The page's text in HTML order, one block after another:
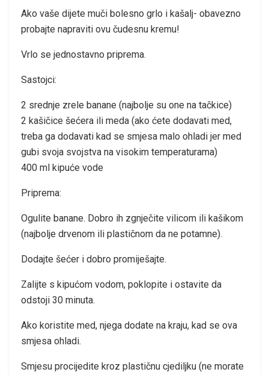
Ako vaše dijete muči bolesno grlo i kašalj- obavezno
probajte napraviti ovu čudesnu kremu!
Vrlo se jednostavno priprema.
Sastojci:
2 srednje zrele banane (najbolje su one na tačkice)
2 kašičice šećera ili meda (ako ćete dodavati med,
treba ga dodavati kad se smjesa malo ohladi jer med
gubi svoja svojstva na visokim temperaturama)
400 ml kipuće vode
Priprema:
Ogulite banane. Dobro ih zgnječite vilicom ili kašikom
(najbolje drvenom ili plastičnom da ne potamne).
Dodajte šećer i dobro promiješajte.
Zalijte s kipućom vodom, poklopite i ostavite da
odstoji 30 minuta.
Ako koristite med, njega dodate na kraju, kad se ova
smjesa ohladi.
Smjesu procijedite kroz plastičnu cjediljku (ne morate